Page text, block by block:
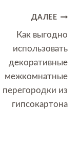
ДАЛЕЕ
Как выгодно
использовать
декоративные
межкомнатные
перегородки из
гипсокартона